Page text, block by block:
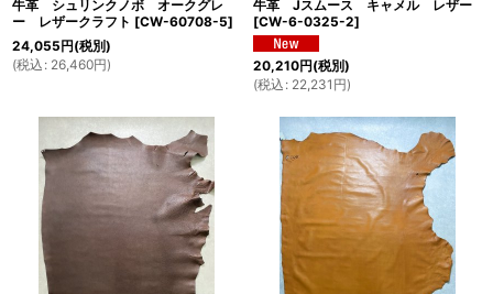
牛革 シュリンクノボ オークグレ
ー レザークラフト [CW-60708-5]
24,055円(税別)
(税込 : 26,460円)
牛革 Jスムース キャメル レザー
[CW-6-0325-2]
20,210円(税別)
(税込 : 22,231 円)